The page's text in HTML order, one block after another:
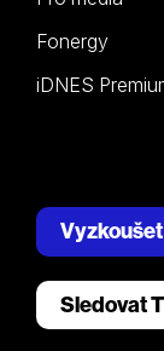
Fonergy
iDNES
Sledovat